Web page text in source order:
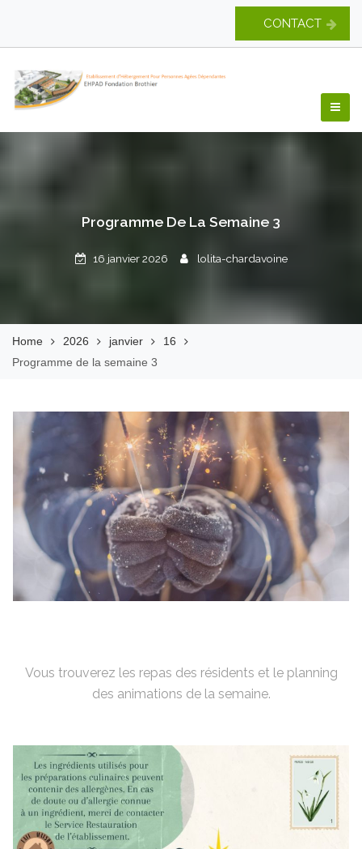
content
CONTACT
Programme De La Semaine 3
16 janvier 2026 lolita-chardavoine
Home 2026 janvier
16
Programme de la semaine 3
Vous trouverez les repas des résidents et le planning
des animations de la semaine.